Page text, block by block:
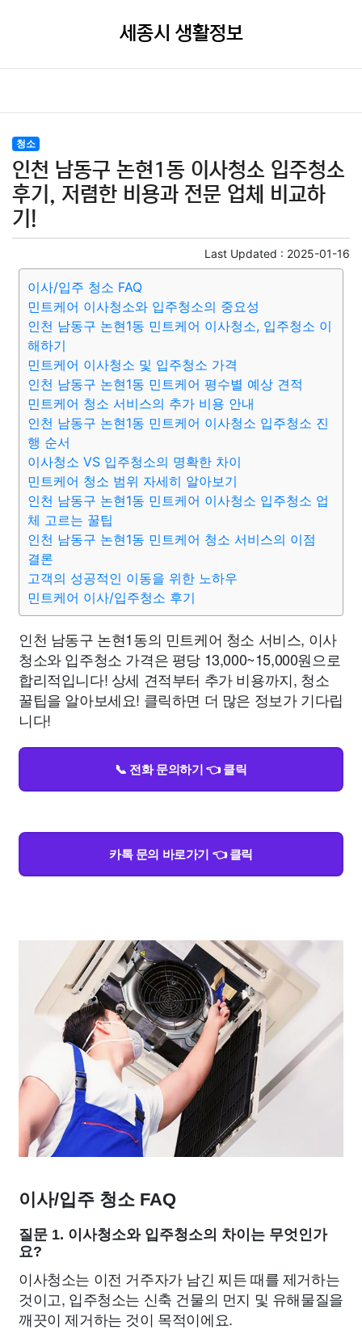
세종시 생활정보
청소
인천 남동구 논현1동 이사청소 입주청소
후기, 저렴한 비용과 전문 업체 비교하
기!
Last Updated : 2025-01-16
이사/입주 청소 FAQ
민트케어 이사청소와 입주청소의 중요성
인천 남동구 논현1동 민트케어 이사청소, 입주청소 이
해하기
민트케어 이사청소 및 입주청소 가격
인천 남동구 논현1동 민트케어 평수별 예상 견적
민트케어 청소 서비스의 추가 비용 안내
인천 남동구 논현1동 민트케어 이사청소 입주청소 진
행 순서
이사청소 VS 입주청소의 명확한 차이
민트케어 청소 범위 자세히 알아보기
인천 남동구 논현1동 민트케어 이사청소 입주청소 업
체 고르는 꿀팁
인천 남동구 논현1동 민트케어 청소 서비스의 이점
결론
고객의 성공적인 이동을 위한 노하우
민트케어 이사/입주청소 후기
인천 남동구 논현1동의 민트케어 청소 서비스, 이사
청소와 입주청소 가격은 평당 13,000~15,000원으로
합리적입니다! 상세 견적부터 추가 비용까지, 청소
꿀팁을 알아보세요! 클릭하면 더 많은 정보가 기다립
니다!
📞 전화 문의하기 👈 클릭
카톡 문의 바로가기 👈 클릭
이사/입주 청소 FAQ
질문 1. 이사청소와 입주청소의 차이는 무엇인가
요?
이사청소는 이전 거주자가 남긴 찌든 때를 제거하는
것이고, 입주청소는 신축 건물의 먼지 및 유해물질을
깨끗이 제거하는 것이 목적이에요.